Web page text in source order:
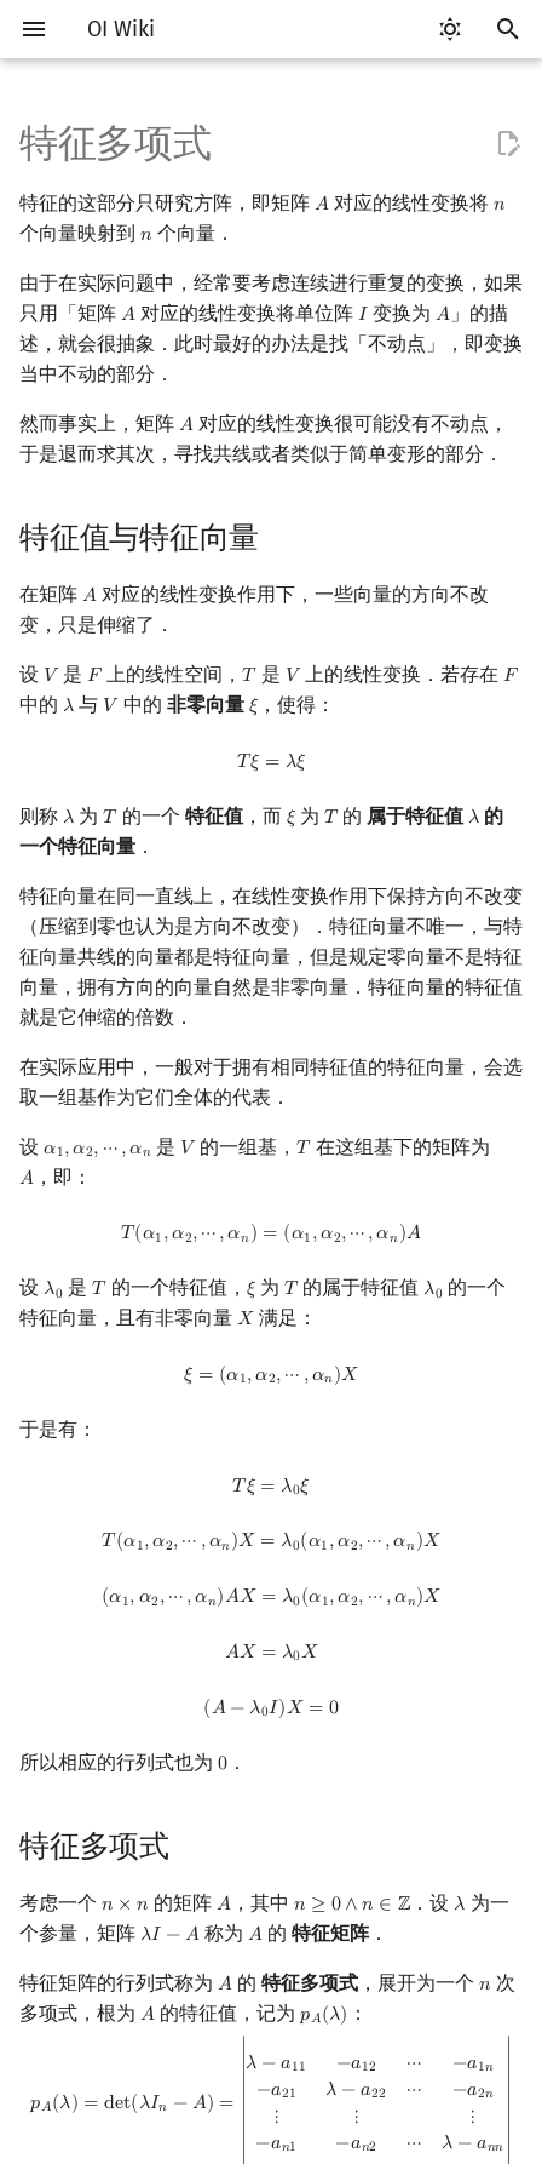
OI Wiki
入
以
开
搜
索
Getting Started
关于本项目
如何参与
OI Wiki 不是什么
数学符号表
F.A.Q.
镜像站列表
致谢
比赛相关简介
赛事
题型
学习路线
技巧
常见错误
常见技巧
出题
工具软件简介
代码编辑工具
VS Code
Atom
Notepad++
Dev-C++
Geany
GUIDE
CP Editor
Code::Blocks
评测工具 Cena
CCR Plus
命令行
编译器
WSL (Windows 10)
Special Judge
Testlib
Generator
Validator
Checker
Polygon
LaTeX 入门
语言基础简介
C++ 基础
变量
运算
高级数据类型
文件操作
C++ 标准库 STL 算法
bitset
pair
C++ 进阶
值类别
重载运算符
常量
Lambda 表达式
编译优化
Pascal 转 C++ 急救
Python 速成
Java 速成
Java 进阶
算法基础简介
复杂度
枚举
模拟
贪心
排序
冒泡排序
插入排序
基数排序
归并排序
桶排序
锦标赛排序
排序相关 STL
排序应用
前缀和 & 差分
二分
倍增
搜索部分简介
DFS（搜索）
BFS（搜索）
双向搜索
A*
迭代加深搜索
IDA*
回溯法
Dancing Links
优化
动态规划部分简介
动态规划基础
记忆化搜索
背包 DP
DAG 上的 DP
树形 DP
状压 DP
数位 DP
插头 DP
动态 DP
DP 套 DP
DP 优化
斜率优化
四边形不等式优化
WQS 二分
其它 DP 方法
字符串部分简介
字符串基础
标准库
字符串匹配
字典树 (Trie)
前缀函数与 KMP 算法
Boyer–Moore 算法
Z 函数（扩展 KMP）
AC 自动机
后缀自动机 (SAM)
广义后缀自动机
后缀树
Manacher
回文树
序列自动机
Lyndon 分解
数字系统简介
进位制
平衡三进制
格雷码
数论基础
模算术简介
素数
最大公约数
筛法
分解质因数
裴蜀定理 & 一次不定方程
费马小定理 & 欧拉定理
模逆元
中国剩余定理
阶乘取模
卢卡斯定理
同余方程
二次剩余
阶 & 原根
高次剩余 & 单位根
Powerful Number 筛
类欧几里德算法
Meissel–Lehmer 算法
Stern–Brocot 树与 Farey 序列
二次域
多项式与生成函数简介
代数基本定理
快速傅里叶变换
快速数论变换
Chirp Z 变换
多项式牛顿迭代
多项式多点求值|快速插值
多项式初等函数
常系数齐次线性递推
多项式平移|连续点值平移
符号化方法
形式幂级数复合|复合逆
普通生成函数
指数生成函数
排列组合
抽屉原理
容斥原理
斐波那契数列
卡特兰数
斯特林数
贝尔数
伯努利数
Entringer Number
分拆数
Pólya 计数
图论计数
特征值与特征向量
特征多项式
求解矩阵的全部特征值及特
征向量
相似变换
引入
换位公式
舒尔（Schur）引理
使用高斯消元进行相似变换
最小多项式
应用
参考文献
线性规划基础
单纯形法
基本概念
群论
环论
域论
基本概念
条件概率与独立性
随机变量
随机变量的数字特征
博弈论简介
公平组合游戏
零和游戏
非公平组合游戏
插值
数值积分
高斯消元
牛顿迭代法
数据结构部分简介
栈
队列
链表
并查集
堆
配对堆
左偏树
块状数据结构
块状链表
树分块
单调栈
单调队列
树状数组
李超线段树
猫树
值
划分树
二叉搜索树 & 平衡树
Splay 树
WBLT
笛卡尔树
AVL 树
左偏红黑树
跳表
可持久化数据结构
可持久化块状数组
可持久化平衡树
可持久化可并堆
树套树
线段树套平衡树
树状数组套权值线段树
动态树
Euler Tour Tree
Top Tree
图论部分简介
图论相关概念
图的存储
DFS（图论）
树上问题
树的中心
树的重心
树链剖分
虚树
动态树分治
树哈希
有向无环图
拓扑排序
最短路问题
k 短路
同余最短路
生成树问题
最小直径生成树
拆点
割点和桥
圆方树
环计数问题
最小环
2-SAT
欧拉图
哈密顿图
平面图
最小割
费用流
Stoer–Wagner 算法
二分图最大权匹配
一般图最大匹配
稳定匹配
Prüfer 序列
最大团搜索算法
支配树
计算几何部分简介
二维计算几何基础
三维计算几何基础
距离
三角剖分
凸包
扫描线
旋转卡壳
半平面交
随机增量法
计算几何杂项
杂项简介
离散化
双指针
离线算法
整体二分
莫队算法
随机化
爬山算法
模拟退火
悬线法
有限状态自动机
计算理论基础
字节顺序
表达式求值
主元素问题
Garsia–Wachs 算法
15-puzzle
Kahan 求和
珂朵莉树/颜色段均摊
空间优化简介
RMQ
并查集应用
括号序列
线段树与离线询问
特征多项式
特征的这部分只研究方阵，即矩阵 𝐴
A 对应的线性变换将 𝑛
n
个向量映射到 𝑛
n 个向量．
由于在实际问题中，经常要考虑连续进行重复的变换，如果
只用「矩阵 𝐴
A 对应的线性变换将单位阵 𝐼
I变换为 𝐴
A」的描
述，就会很抽象．此时最好的办法是找「不动点」，即变换
当中不动的部分．
然而事实上，矩阵 𝐴
A 对应的线性变换很可能没有不动点，
于是退而求其次，寻找共线或者类似于简单变形的部分．
特征值与特征向量
在矩阵 𝐴
A 对应的线性变换作用下，一些向量的方向不改
变，只是伸缩了．
设 𝑉
V 是𝐹
F 上的线性空间，𝑇
T 是 𝑉
V上的线性变换．若存在 𝐹
F
中的 𝜆
λ 与 𝑉
V 中的 非零向量 𝜉
ξ，使得：
𝑇𝜉 = 𝜆𝜉
Tξ =λ ξ
则称 𝜆
λ 为𝑇
T 的一个 特征值，而 𝜉
ξ为 𝑇
T 的 属于特征值 𝜆
λ 的
一个特征向量 ．
特征向量在同一直线上，在线性变换作用下保持方向不改变
（压缩到零也认为是方向不改变）．特征向量不唯一，与特
征向量共线的向量都是特征向量，但是规定零向量不是特征
向量，拥有方向的向量自然是非零向量．特征向量的特征值
就是它伸缩的倍数．
在实际应用中，一般对于拥有相同特征值的特征向量，会选
取一组基作为它们全体的代表．
设 𝛼1,𝛼2, ⋯,𝛼𝑛
α1,α2,⋯, αn 是 𝑉
V 的一组基，𝑇
T 在这组基下的矩阵为
𝐴
A ，即：
𝑇 (𝛼1,𝛼2,⋯,𝛼𝑛) = (𝛼1,𝛼2,⋯,𝛼𝑛)𝐴
T( α1,α 2,⋯,α n )=( α1,α 2,⋯ ,α )A
设 𝜆0
λ0 是𝑇
T 的一个特征值， 𝜉
ξ为 𝑇
T 的属于特征值 𝜆0
λ0 的一个
特征向量，且有非零向量 𝑋
X 满足：
𝜉 = (𝛼1,𝛼2,⋯ ,𝛼𝑛)𝑋
ξ=(α1 α2, ⋯, n) X
于是有：
𝑇 𝜉 = 𝜆0𝜉
Tξ =λ 0 ξ
𝑇 (𝛼1,𝛼2,⋯ ,𝛼𝑛)𝑋 = 𝜆0(𝛼1,𝛼2,⋯,𝛼𝑛)𝑋
T α1, α2, ⋯, αn)X =λ 0 (α1,α 2,⋯ ,α )X
(𝛼1,𝛼2,⋯,𝛼𝑛)𝐴𝑋 = 𝜆0(𝛼1,𝛼2, ⋯,𝛼𝑛)𝑋
α1 α2 ⋯ α n) AX =λ 0( α1,α 2,⋯ ,α )X
𝐴𝑋 = 𝜆0𝑋
AX =λ 0X
(𝐴− 𝜆0𝐼)𝑋 = 0
(A− λ 0I) X= 0
所以相应的行列式也为 0
0 ．
特征多项式
考虑一个 𝑛 × 𝑛
n ×n 的矩阵 𝐴
A ，其中 𝑛 ≥ 0∧𝑛 ∈ ℤ
n≥0 ∧n∈Z ．设 𝜆
λ 为一
个参量，矩阵 𝜆𝐼 −𝐴
λI− A 称为 𝐴
A 的 特征矩阵．
特征矩阵的行列式称为 𝐴
A 的 特征多项式 ，展开为一个 𝑛
n 次
多项式，根为 𝐴
A 的特征值，记为 𝑝𝐴(𝜆)
pA(λ) ：
𝑝𝐴(𝜆) = det(𝜆𝐼𝑛 −𝐴) =
𝜆 −𝑎11 −𝑎12 ⋯ −𝑎1𝑛
−𝑎21 𝜆 −𝑎22 ⋯ −𝑎2𝑛
⋮ ⋮
⋮
−𝑎𝑛1 −𝑎𝑛2 ⋯ 𝜆 −𝑎𝑛𝑛
a12⋯−a1 a21λ− 22⋯ 2n⋮⋮